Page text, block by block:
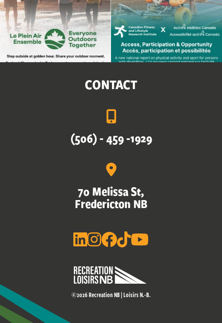
CONTACT
(506) - 459 -1929
70 Melissa St,
Fredericton NB
©2026 Recreation NB | Loisirs N.-B.